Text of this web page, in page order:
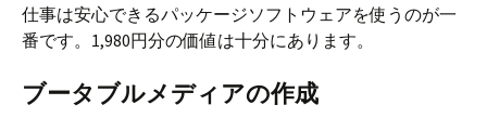
仕事は安心できるパッケージソフトウェアを使うのが一
番です。1,980円分の価値は十分にあります。
ブータブルメディアの作成